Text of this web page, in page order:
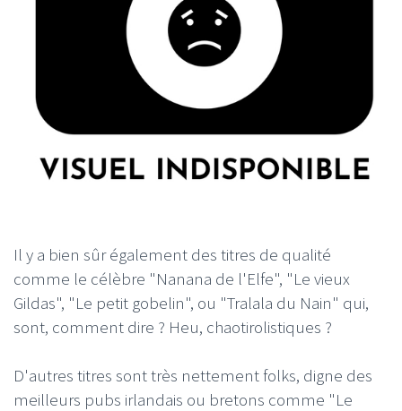
Il y a bien sûr également des titres de qualité
comme le célèbre "Nanana de l'Elfe", "Le vieux
Gildas", "Le petit gobelin", ou "Tralala du Nain" qui,
sont, comment dire ? Heu, chaotirolistiques ?
D'autres titres sont très nettement folks, digne des
meilleurs pubs irlandais ou bretons comme "Le